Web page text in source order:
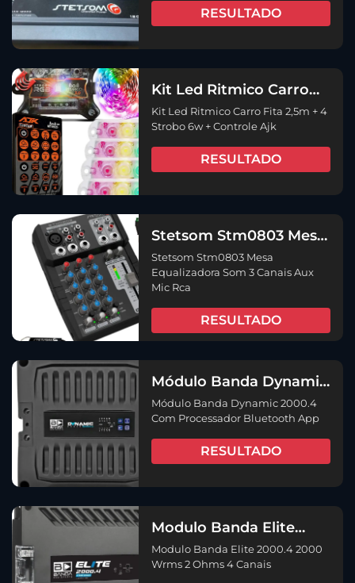
RESULTADO
Kit Led Ritmico Carro
Fita 2,5m + 4 Strobo 6w
+ Controle Ajk
Kit Led Ritmico Carro Fita 2,5m + 4
Strobo 6w + Controle Ajk
RESULTADO
Stetsom Stm0803 Mesa
Equalizadora Som 3
Canais Aux Mic Rca
Stetsom Stm0803 Mesa
Equalizadora Som 3 Canais Aux
Mic Rca
RESULTADO
Módulo Banda Dynamic
2000.4 Com
Processador Bluetooth
Módulo Banda Dynamic 2000.4
Com Processador Bluetooth App
RESULTADO
Modulo Banda Elite
2000.4 2000 Wrms 2
Ohms 4 Canais
Modulo Banda Elite 2000.4 2000
Wrms 2 Ohms 4 Canais